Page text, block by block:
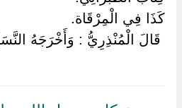
كَذَا فِي الْمِرْقَاة.
‏قَالَ الْمُنْذِرِيُّ : وَأَخْرَجَهُ